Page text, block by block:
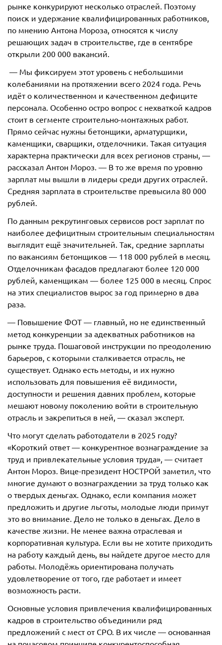
рынке конкурируют несколько отраслей. Поэтому
поиск и удержание квалифицированных работников,
по мнению Антона Мороза, относятся к числу
решающих задач в строительстве, где в сентябре
открыли 200 000 вакансий.
— Мы фиксируем этот уровень с небольшими
колебаниями на протяжении всего 2024 года. Речь
идёт о количественном и качественном дефиците
персонала. Особенно остро вопрос с нехваткой кадров
стоит в сегменте строительно-монтажных работ.
Прямо сейчас нужны бетонщики, арматурщики,
каменщики, сварщики, отделочники. Такая ситуация
характерна практически для всех регионов страны, —
рассказал Антон Мороз. — В то же время по уровню
зарплат мы вышли в лидеры среди других отраслей.
Средняя зарплата в строительстве превысила 80 000
рублей.
По данным рекрутинговых сервисов рост зарплат по
наиболее дефицитным строительным специальностям
выглядит ещё значительней. Так, средние зарплаты
по вакансиям бетонщиков — 118 000 рублей в месяц.
Отделочникам фасадов предлагают более 120 000
рублей, каменщикам — более 125 000 в месяц. Спрос
на этих специалистов вырос за год примерно в два
раза.
— Повышение ФОТ — главный, но не единственный
метод конкуренции за адекватных работников на
рынке труда. Пошаговой инструкции по преодолению
барьеров, с которыми сталкивается отрасль, не
существует. Однако есть методы, и их нужно
использовать для повышения её видимости,
доступности и решения давних проблем, которые
мешают новому поколению войти в строительную
отрасль и закрепиться в ней, — сказал эксперт.
Что могут сделать работодатели в 2025 году?
«Короткий ответ — конкурентное вознаграждение за
труд и привлекательные условия труда», — считает
Антон Мороз. Вице-президент НОСТРОЙ заметил, что
многие думают о вознаграждении за труд только как
о твердых деньгах. Однако, если компания может
предложить и другие льготы, молодые люди примут
это во внимание. Дело не только в деньгах. Дело в
качестве жизни. Не менее важна отраслевая и
корпоративная культура. Если вы не хотите приходить
на работу каждый день, вы найдете другое место для
работы. Молодёжь ориентирована получать
удовлетворение от того, где работает и имеет
возможность расти.
Основные условия привлечения квалифицированных
кадров в строительство объединили ряд
предложений с мест от СРО. В их числе — основанная